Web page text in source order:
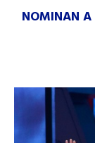
NOMINAN